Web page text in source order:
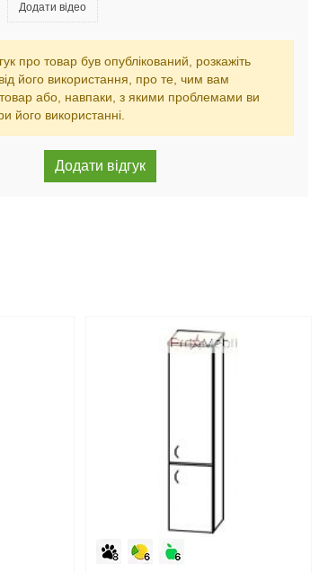
Додати відео
про товар був опублікований, розкажіть
його використання, про те, чим вам
або, навпаки, з якими проблемами ви
його використанні.